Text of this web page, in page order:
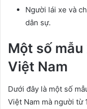
Người lái xe và
dân sự.
Một số
Việt Nam
Dưới đây là một số
Việt Nam mà người từ